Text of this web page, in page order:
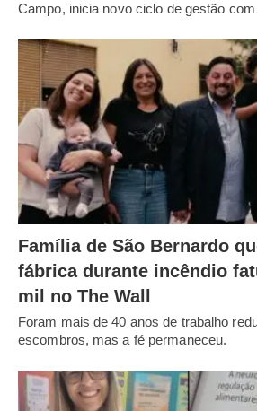
Campo, inicia novo ciclo de gestão
Família de São Bernardo
fábrica durante incêndio
mil no The Wall
Foram mais de 40 anos de trabalho
escombros, mas a fé permaneceu.